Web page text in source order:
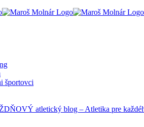
športovci
atletický blog – Atletika pre